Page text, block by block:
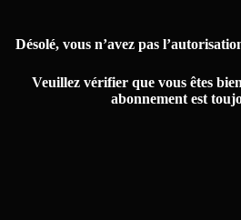
Désolé, vous n’avez pas
Veuillez vérifier que vous êtes
abonnement est